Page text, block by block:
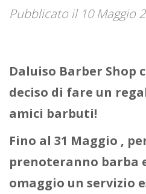
Pubblicato il 10 Maggio
Daluiso Barber Shop
deciso di fare un
amici barbuti!
Fino al 31 Maggio ,
prenoteranno barba
omaggio un servizio